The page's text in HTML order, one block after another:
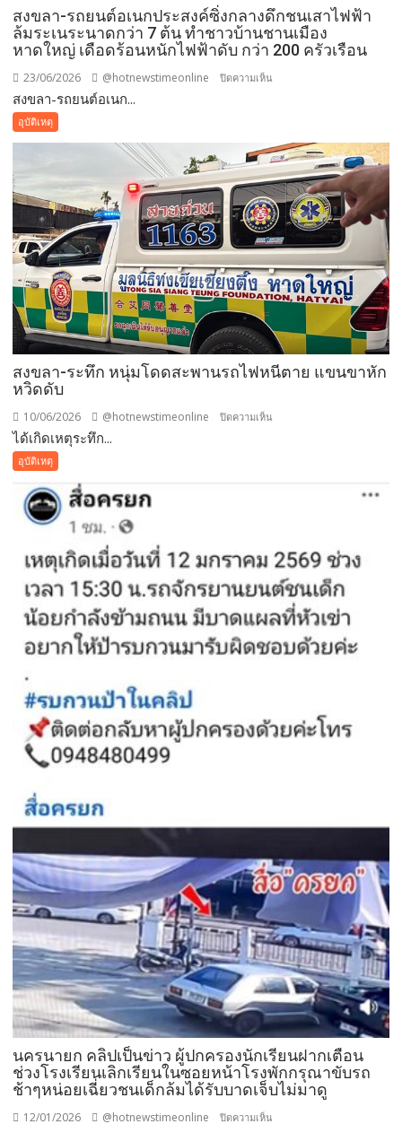
สงขลา-รถยนต์อเนกประสงค์ซิ่งกลางดึกชนเสาไฟฟ้า
ล้มระเนระนาดกว่า 7 ต้น ทำชาวบ้านชานเมือง
หาดใหญ่ เดือดร้อนหนักไฟฟ้าดับ กว่า 200 ครัวเรือน
23/06/2026 @hotnewstimeonline ปิดความเห็น
ซิ่ง
กลาง
ดึก
ชน
เสา
ไฟฟ้า
ล้ม
ระเนระนาด
7
ต้น
ทำ
ดับ
กว่า
200
ครัว
เรือน
สงขลา-รถยนต์อเนก...
อุบัติเหตุ
สงขลา-ระทึก หนุ่มโดดสะพานรถไฟหนีตาย แขนขาหัก
หวิดดับ
10/06/2026 @hotnewstimeonline ปิดความเห็น
หนี
ตาย
แขน
ขา
หวิด
ได้เกิดเหตุระทึก...
อุบัติเหตุ
นครนายก คลิปเป็นข่าว ผู้ปกครองนักเรียนฝากเตือน
ช่วงโรงเรียนเลิกเรียนในซอยหน้าโรงพักกรุณาขับรถ
ช้าๆหน่อยเฉี่ยวชนเด็กล้มได้รับบาดเจ็บไม่มาดู
12/01/2026 @hotnewstimeonline ปิดความเห็น